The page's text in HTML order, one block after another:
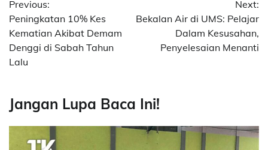
navigation
Previous:
Peningkatan 10% Kes
Kematian Akibat Demam
Denggi di Sabah Tahun
Lalu
Next:
Bekalan Air di UMS: Pelajar
Dalam Kesusahan,
Penyelesaian Menanti
Jangan Lupa Baca Ini!